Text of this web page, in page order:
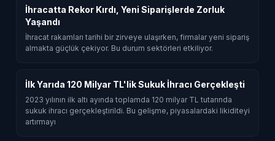
İhracatta Rekor Kırdı, Yeni Siparişlerde Zorluk
Yaşandı
İhracat rakamları tarihi bir zirveye ulaşırken, firmalar yeni sipariş
almakta güçlük çekiyor. Bu durum sektörleri etkiliyor.
İlk Yarıda 120 Milyar TL'lik Sukuk İhracı Gerçekleşti
2023 yılının ilk altı ayında toplamda 120 milyar TL tutarında
sukuk ihracı gerçekleştirildi. Bu gelişme, piyasalardaki likiditeyi
artırmayı